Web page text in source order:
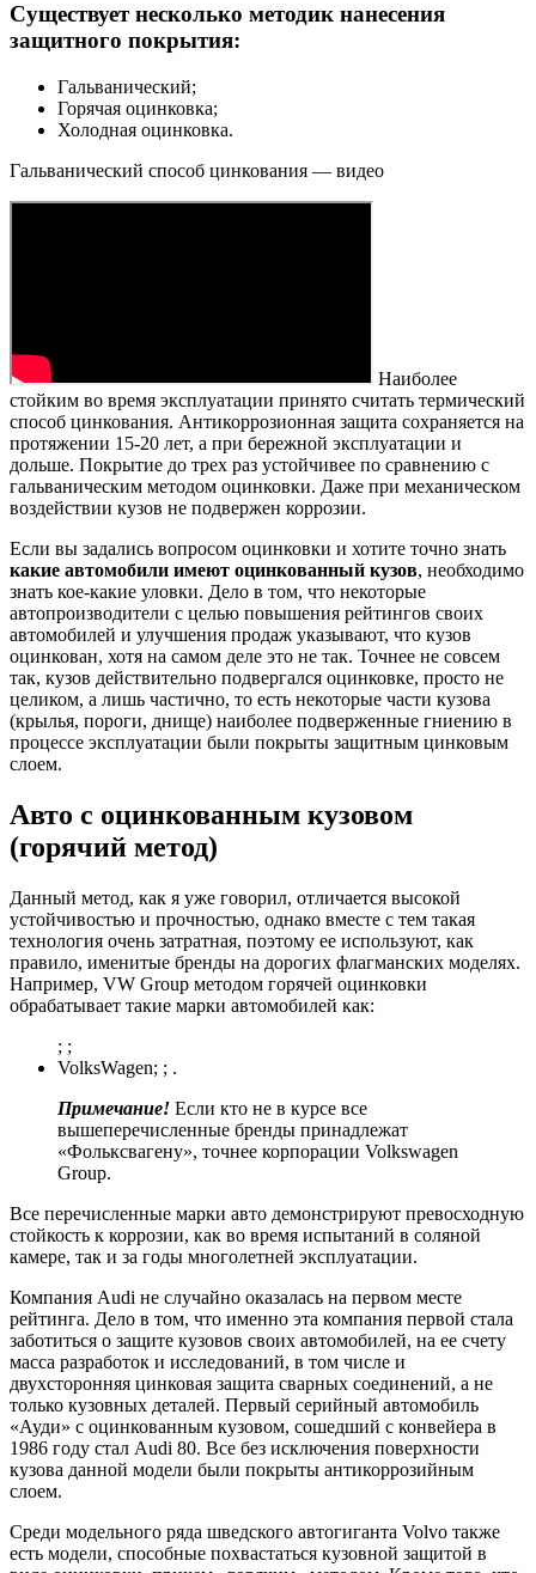
Существует несколько методик нанесения
защитного покрытия:
Гальванический;
Горячая оцинковка;
Холодная оцинковка.
Гальванический способ цинкования — видео
Наиболее
стойким во время эксплуатации принято считать термический
способ цинкования. Антикоррозионная защита сохраняется на
протяжении 15-20 лет, а при бережной эксплуатации и
дольше. Покрытие до трех раз устойчивее по сравнению с
гальваническим методом оцинковки. Даже при механическом
воздействии кузов не подвержен коррозии.
Если вы задались вопросом оцинковки и хотите точно знать
какие автомобили имеют оцинкованный кузов, необходимо
знать кое-какие уловки. Дело в том, что некоторые
автопроизводители с целью повышения рейтингов своих
автомобилей и улучшения продаж указывают, что кузов
оцинкован, хотя на самом деле это не так. Точнее не совсем
так, кузов действительно подвергался оцинковке, просто не
целиком, а лишь частично, то есть некоторые части кузова
(крылья, пороги, днище) наиболее подверженные гниению в
процессе эксплуатации были покрыты защитным цинковым
слоем.
Авто с оцинкованным кузовом
(горячий метод)
Данный метод, как я уже говорил, отличается высокой
устойчивостью и прочностью, однако вместе с тем такая
технология очень затратная, поэтому ее используют, как
правило, именитые бренды на дорогих флагманских моделях.
Например, VW Group методом горячей оцинковки
обрабатывает такие марки автомобилей как:
; ;
VolksWagen; ; .
Примечание! Если кто не в курсе все
вышеперечисленные бренды принадлежат
«Фольксвагену», точнее корпорации Volkswagen
Group.
Все перечисленные марки авто демонстрируют превосходную
стойкость к коррозии, как во время испытаний в соляной
камере, так и за годы многолетней эксплуатации.
Компания Audi не случайно оказалась на первом месте
рейтинга. Дело в том, что именно эта компания первой стала
заботиться о защите кузовов своих автомобилей, на ее счету
масса разработок и исследований, в том числе и
двухсторонняя цинковая защита сварных соединений, а не
только кузовных деталей. Первый серийный автомобиль
«Ауди» с оцинкованным кузовом, сошедший с конвейера в
1986 году стал Audi 80. Все без исключения поверхности
кузова данной модели были покрыты антикоррозийным
слоем.
Среди модельного ряда шведского автогиганта Volvo также
есть модели, способные похвастаться кузовной защитой в